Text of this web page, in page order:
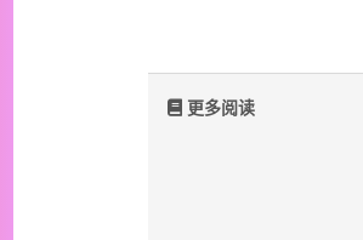
更多阅读